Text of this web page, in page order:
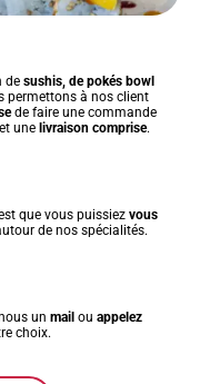
de sushis, de pokés bowl
permettons à nos client
de faire une commande
une livraison comprise.
est que vous puissiez vous
de nos spécialités.
un mail ou appelez
choix.